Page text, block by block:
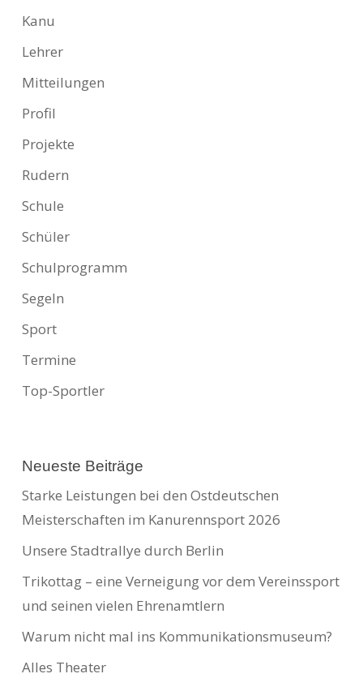
Kanu
Lehrer
Mitteilungen
Profil
Projekte
Rudern
Schule
Schüler
Schulprogramm
Segeln
Sport
Termine
Top-Sportler
Neueste Beiträge
Starke Leistungen bei den Ostdeutschen
Meisterschaften im Kanurennsport 2026
Unsere Stadtrallye durch Berlin
Trikottag – eine Verneigung vor dem Vereinssport
und seinen vielen Ehrenamtlern
Warum nicht mal ins Kommunikationsmuseum?
Alles Theater